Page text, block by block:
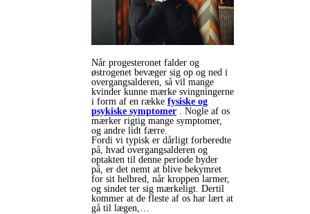
Når progesteronet falder og
østrogenet bevæger sig op og ned i
overgangsalderen, så vil mange
kvinder kunne mærke svingningerne
i form af en række fysiske og
psykiske symptomer
. Nogle af os
mærker rigtig mange symptomer,
og andre lidt færre.
Fordi vi typisk er dårligt forberedte
på, hvad overgangsalderen og
optakten til denne periode byder
på, er det nemt at blive bekymret
for sit helbred, når kroppen larmer,
og sindet ter sig mærkeligt. Dertil
kommer at de fleste af os har lært at
gå til lægen,…